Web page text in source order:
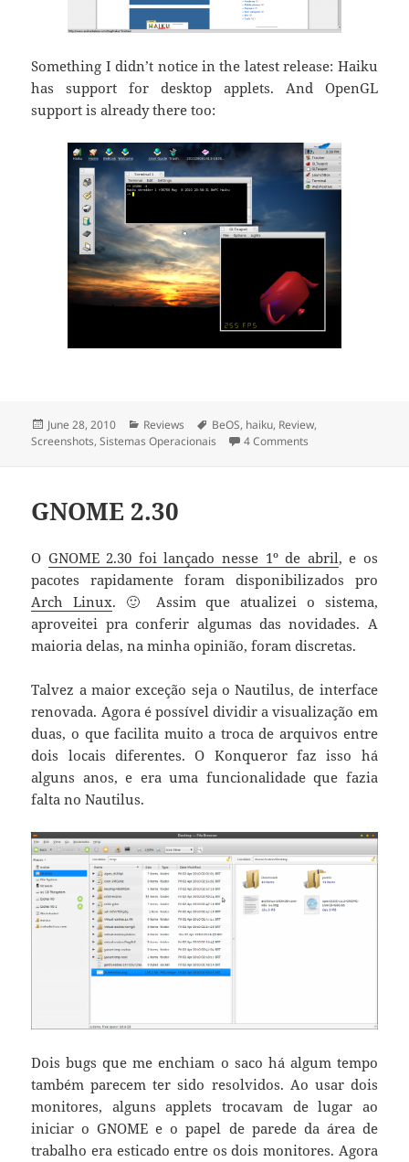
Something I didn’t notice in the latest release: Haiku
has support for desktop applets. And OpenGL
support is already there too:
Posted
on
June 28, 2010 Categories
Reviews Tags
BeOS, haiku, Review,
Screenshots,Sistemas Operacionais 4 Comments
GNOME 2.30
O GNOME 2.30 foi lançado nesse 1º de abril, e os
pacotes rapidamente foram disponibilizados pro
Arch Linux. 🙂 Assim que atualizei o sistema,
aproveitei pra conferir algumas das novidades. A
maioria delas, na minha opinião, foram discretas.
Talvez a maior exceção seja o Nautilus, de interface
renovada. Agora é possível dividir a visualização em
duas, o que facilita muito a troca de arquivos entre
dois locais diferentes. O Konqueror faz isso há
alguns anos, e era uma funcionalidade que fazia
falta no Nautilus.
Dois bugs que me enchiam o saco há algum tempo
também parecem ter sido resolvidos. Ao usar dois
monitores, alguns applets trocavam de lugar ao
iniciar o GNOME e o papel de parede da área de
trabalho era esticado entre os dois monitores. Agora